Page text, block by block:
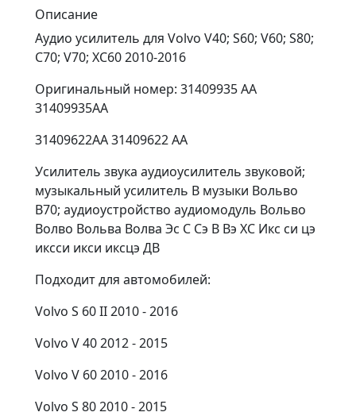
Описание
Аудио усилитель для Volvo V40; S60; V60; S80;
C70; V70; XC60 2010-2016
Оригинальный номер: 31409935 AA
31409935AA
31409622AA 31409622 AA
Усилитель звука аудиоусилитель звуковой;
музыкальный усилитель В музыки Вольво
В70; аудиоустройство аудиомодуль Вольво
Волво Вольва Волва Эс С Сэ В Вэ ХС Икс си цэ
иксси икси иксцэ ДВ
Подходит для автомобилей:
Volvo S 60 II 2010 - 2016
Volvo V 40 2012 - 2015
Volvo V 60 2010 - 2016
Volvo S 80 2010 - 2015